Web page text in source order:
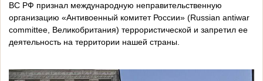
ВС РФ признал международную неправительственную
организацию «Антивоенный комитет России» (Russian antiwar
committee, Великобритания) террористической и запретил ее
деятельность на территории нашей страны.